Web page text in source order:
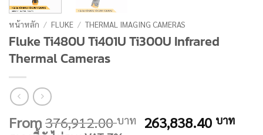
หน้าหลัก / FLUKE / THERMAL IMAGING CAMERAS
Fluke Ti480U Ti401U Ti300U Infrared
Thermal Cameras
From376,912.00บาท Original
263,838.40 บาท